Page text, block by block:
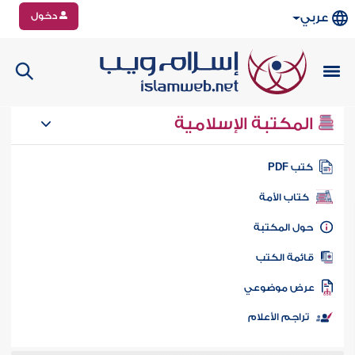
عربي دخول
المكتبة الإسلامية
كتب PDF
كتاب الأمة
المكتبة
الكتب
موضوعي